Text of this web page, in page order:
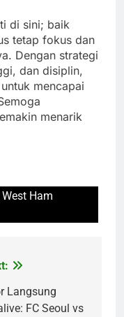
di sini; baik
tetap fokus dan
Dengan strategi
dan disiplin,
mencapai
menarik
Ham
Langsung
FC Seoul vs